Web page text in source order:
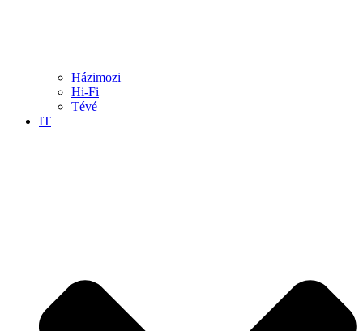
Házimozi
Hi-Fi
Tévé
IT